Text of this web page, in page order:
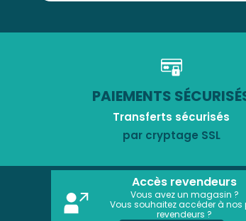
PAIEMENTS
Transferts sécurisés
par cryptage SSL
Accès revendeurs
Vous avez un magasin ?
Vous souhaitez accéder à nos
revendeurs ?